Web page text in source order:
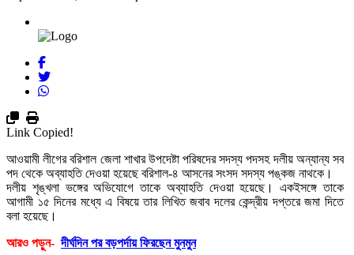
Link Copied!
আওয়ামী লীগের বরিশাল জেলা শাখার উপদেষ্টা পরিষদের সদস্য পদসহ দলীয় অন্যান্য সব
পদ থেকে অব্যাহতি দেওয়া হয়েছে বরিশাল-৪ আসনের সংসদ সদস্য পঙ্কজ নাথকে।
দলীয় শৃঙ্খলা ভঙ্গের অভিযোগে তাকে অব্যাহতি দেওয়া হয়েছে। একইসঙ্গে তাকে
আগামী ১৫ দিনের মধ্যে এ বিষয়ে তার লিখিত জবাব দলের কেন্দ্রীয় দপ্তরে জমা দিতে
বলা হয়েছে।
আরও পড়ুন- দীর্ঘদিন পর বড়পর্দায় ফিরছেন মুনমুন